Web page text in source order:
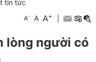
tin tức
A- A A+
lòng người có